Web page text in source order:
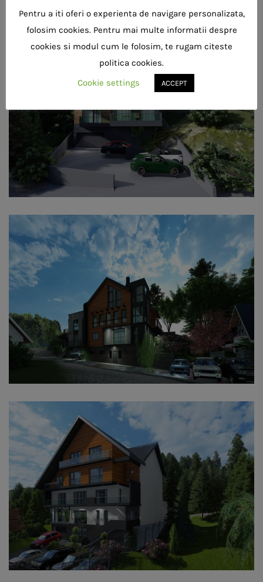
Pentru a iti oferi o experienta de navigare personalizata,
folosim cookies. Pentru mai multe informatii despre
cookies si modul cum le folosim, te rugam citeste
politica cookies.
Cookie settings
ACCEPT